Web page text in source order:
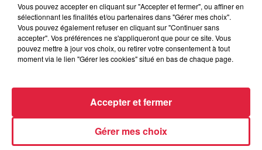
RADIO INFOS
Vous pouvez accepter en cliquant sur "Accepter et fermer", ou affiner en
sélectionnant les finalités et/ou partenaires dans "Gérer mes choix".
Vous pouvez également refuser en cliquant sur "Continuer sans
accepter". Vos préférences ne s'appliqueront que pour ce site. Vous
pouvez mettre à jour vos choix, ou retirer votre consentement à tout
moment via le lien "Gérer les cookies" situé en bas de chaque page.
Gérer mes choix
Accepter et fermer